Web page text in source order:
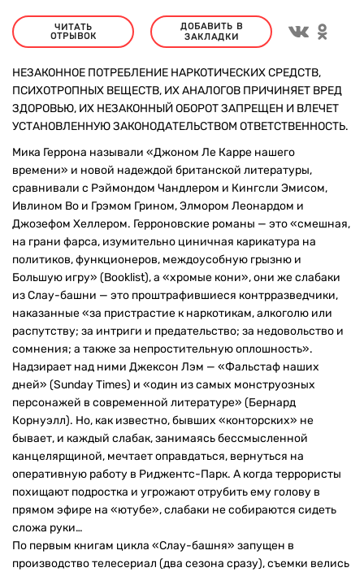
ЧИТАТЬ
ОТРЫВОК
ДОБАВИТЬ В
ЗАКЛАДКИ
НЕЗАКОННОЕ ПОТРЕБЛЕНИЕ НАРКОТИЧЕСКИХ СРЕДСТВ,
ПСИХОТРОПНЫХ ВЕЩЕСТВ, ИХ АНАЛОГОВ ПРИЧИНЯЕТ ВРЕД
ЗДОРОВЬЮ, ИХ НЕЗАКОННЫЙ ОБОРОТ ЗАПРЕЩЕН И ВЛЕЧЕТ
УСТАНОВЛЕННУЮ ЗАКОНОДАТЕЛЬСТВОМ ОТВЕТСТВЕННОСТЬ.
Мика Геррона называли «Джоном Ле Карре нашего
времени» и новой надеждой британской литературы,
сравнивали с Рэймондом Чандлером и Кингсли Эмисом,
Ивлином Во и Грэмом Грином, Элмором Леонардом и
Джозефом Хеллером. Герроновские романы — это «смешная,
на грани фарса, изумительно циничная карикатура на
политиков, функционеров, междоусобную грызню и
Большую игру» (Booklist), а «хромые кони», они же слабаки
из Слау-башни — это проштрафившиеся контрразведчики,
наказанные «за пристрастие к наркотикам, алкоголю или
распутству; за интриги и предательство; за недовольство и
сомнения; а также за непростительную оплошность».
Надзирает над ними Джексон Лэм — «Фальстаф наших
дней» (Sunday Times) и «один из самых монструозных
персонажей в современной литературе» (Бернард
Корнуэлл). Но, как известно, бывших «конторских» не
бывает, и каждый слабак, занимаясь бессмысленной
канцелярщиной, мечтает оправдаться, вернуться на
оперативную работу в Риджентс-Парк. А когда террористы
похищают подростка и угрожают отрубить ему голову в
прямом эфире на «ютубе», слабаки не собираются сидеть
сложа руки…
По первым книгам цикла «Слау-башня» запущен в
производство телесериал (два сезона сразу), съемки велись